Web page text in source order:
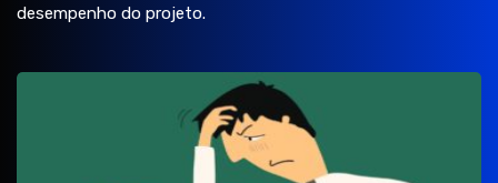
desempenho do projeto.